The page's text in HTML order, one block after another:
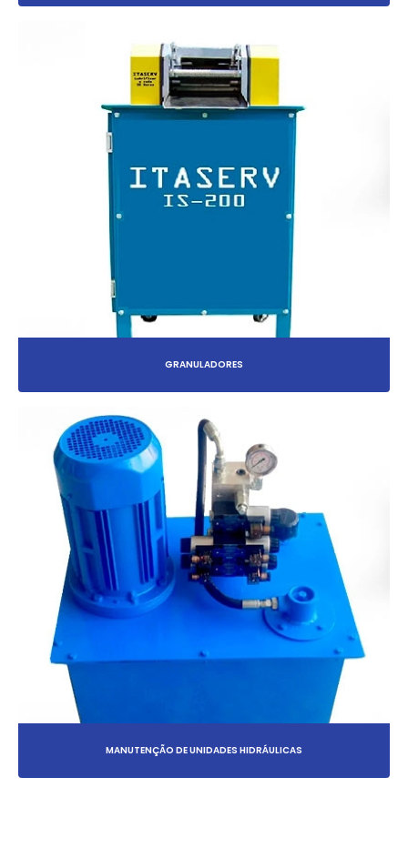
GRANULADORES
MANUTENÇÃO DE UNIDADES HIDRÁULICAS